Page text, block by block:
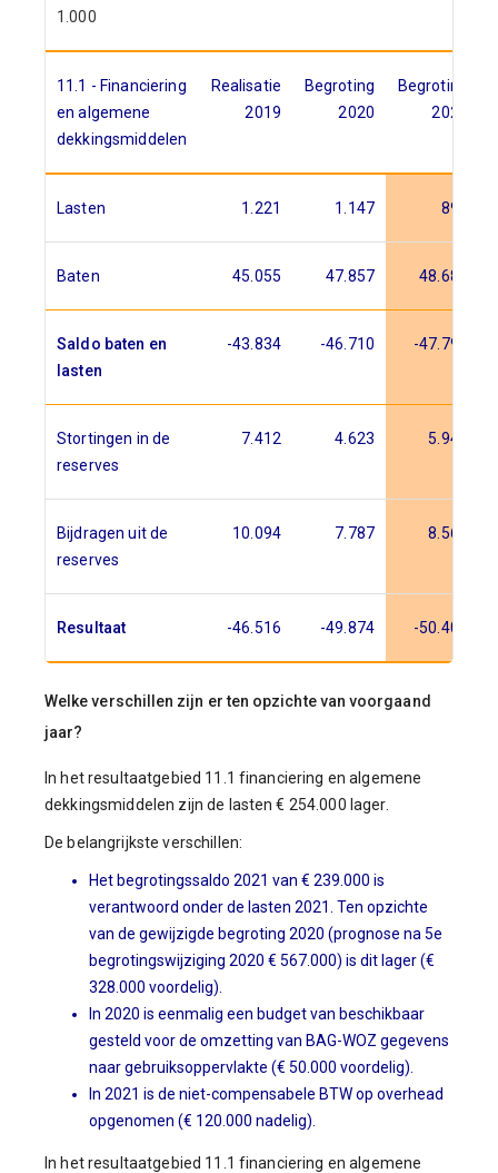
1.000
11.1 - Financiering
en algemene
dekkingsmiddelen
Realisatie
2019
Begroting
2020
Begroting
2021
Lasten 1.221 1.147 893
Baten 45.055 47.857 48.685
Saldo baten en
lasten
-43.834 -46.710 -47.793
Stortingen in de
reserves
7.412 4.623 5.948
Bijdragen uit de
reserves
10.094 7.787 8.560
Resultaat -46.516 -49.874 -50.404
Welke verschillen zijn er ten opzichte van voorgaand
jaar?
In het resultaatgebied 11.1 financiering en algemene
dekkingsmiddelen zijn de lasten € 254.000 lager.
De belangrijkste verschillen:
Het begrotingssaldo 2021 van € 239.000 is
verantwoord onder de lasten 2021. Ten opzichte
van de gewijzigde begroting 2020 (prognose na 5e
begrotingswijziging 2020 € 567.000) is dit lager (€
328.000 voordelig).
In 2020 is eenmalig een budget van beschikbaar
gesteld voor de omzetting van BAG-WOZ gegevens
naar gebruiksoppervlakte (€ 50.000 voordelig).
In 2021 is de niet-compensabele BTW op overhead
opgenomen (€ 120.000 nadelig).
In het resultaatgebied 11.1 financiering en algemene